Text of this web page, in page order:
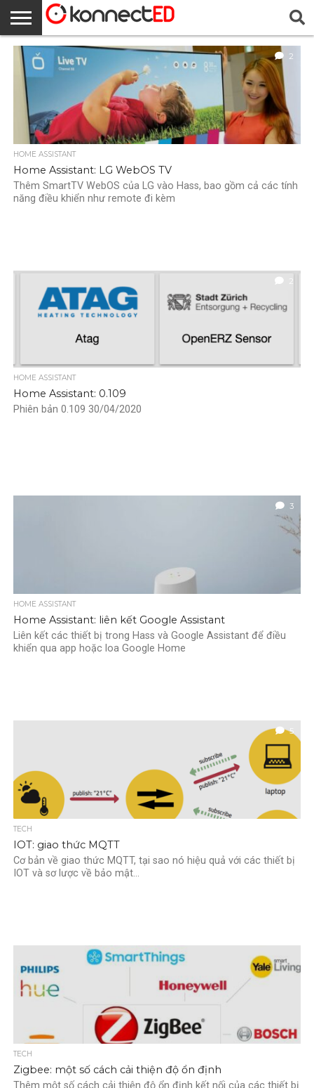
BÀI
VIẾT
MỚI
CỬA
HÀNG
ĐĂNG
NHẬP/
ĐĂNG
KONNECTED
TẤT CẢ
BÀI
VIẾT VÀ
DANH
SÁCH
TÁC
RIÊNG
TƯ VÀ
BẢO
‎‎TUYÊN
BỐ
PHÁP
BẰNG
VÀ
MINH
BẠCH
VỀ
CHÚNG
TÔI
2
HOME ASSISTANT
Home Assistant: LG WebOS TV
Thêm SmartTV WebOS của LG vào Hass, bao gồm cả các tính
năng điều khiển như remote đi kèm
2
HOME ASSISTANT
Home Assistant: 0.109
Phiên bản 0.109 30/04/2020
3
HOME ASSISTANT
Home Assistant: liên kết Google Assistant
Liên kết các thiết bị trong Hass và Google Assistant để điều
khiển qua app hoặc loa Google Home
5
TECH
IOT: giao thức MQTT
Cơ bản về giao thức MQTT, tại sao nó hiệu quả với các thiết bị
IOT và sơ lược về bảo mật...
TECH
Zigbee: một số cách cải thiện độ ổn định
Thêm một số cách cải thiện độ ổn định kết nối của các thiết bị